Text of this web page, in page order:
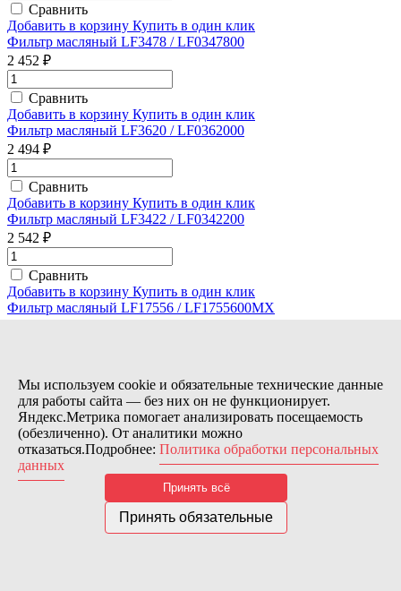
Сравнить
Добавить в корзину Купить в один клик
Фильтр масляный LF3478 / LF0347800
2 452 ₽
Сравнить
Добавить в корзину Купить в один клик
Фильтр масляный LF3620 / LF0362000
2 494 ₽
Сравнить
Добавить в корзину Купить в один клик
Фильтр масляный LF3422 / LF0342200
2 542 ₽
Сравнить
Добавить в корзину Купить в один клик
Фильтр масляный LF17556 / LF1755600MX
Добавить в корзинуКупить в один клик
2 След.
Вы добавили в корзину
Оформить заказ Продолжить покупки
Мы используем cookie и обязательные технические данные
для работы сайта — без них он не функционирует.
Яндекс.Метрика помогает анализировать посещаемость
(обезличенно). От аналитики можно
отказаться.Подробнее: Политика обработки персональных
данных
Принять всё
Принять обязательные